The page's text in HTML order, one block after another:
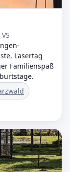
Lasertag
Familienspaß